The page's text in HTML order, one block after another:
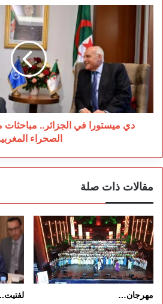
باكادير
دي
ميستورا
في
الجزائر..
مباحثات
مع
عطاف
حول
نزاع
الصحراء
المغربية
دي ميستورا في الجزائر..
الصحراء
مقالات ذات صلة
مهرجان…